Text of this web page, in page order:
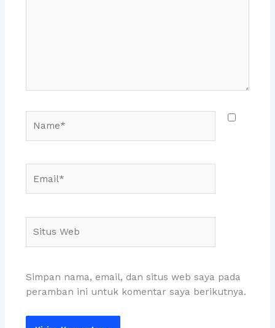
Web
Simpan nama, email, dan situs web saya pada
peramban ini untuk komentar saya berikutnya.